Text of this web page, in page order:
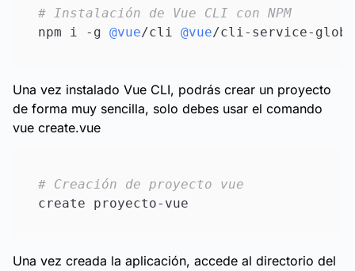
# Instalación de Vue CLI con NPM
npm i -g @vue/cli @vue
Una vez instalado Vue CLI, podrás crear un proyecto
de forma muy sencilla, solo debes usar el comando
vue create.vue
# Creación de proyecto vue
Una vez creada la aplicación, accede al directorio del